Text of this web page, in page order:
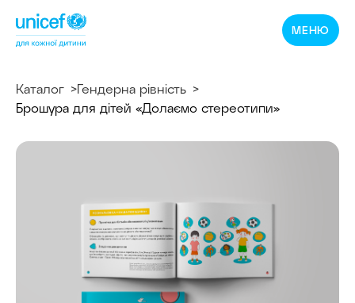
Спільнотека
ЮНІСЕФ
Україна
МЕНЮ
Каталог
Гендерна рівність
Брошура для дітей «Долаємо стереотипи»